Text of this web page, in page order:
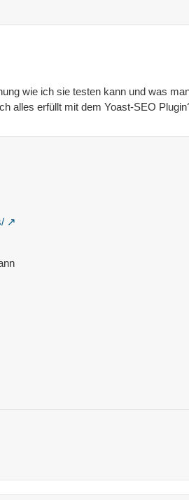
wie ich sie testen kann und was
alles erfüllt mit dem Yoast-SEO